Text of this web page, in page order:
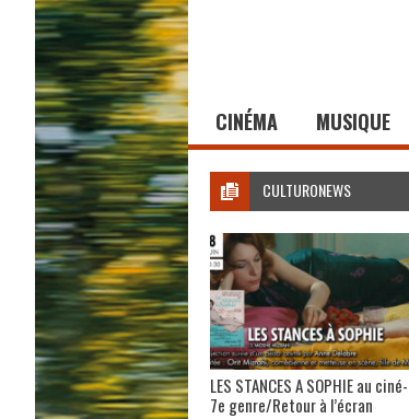
CINÉMA MUSIQUE
CULTURONEWS
LES STANCES A SOPHIE au
7e genre/Retour à l’écran